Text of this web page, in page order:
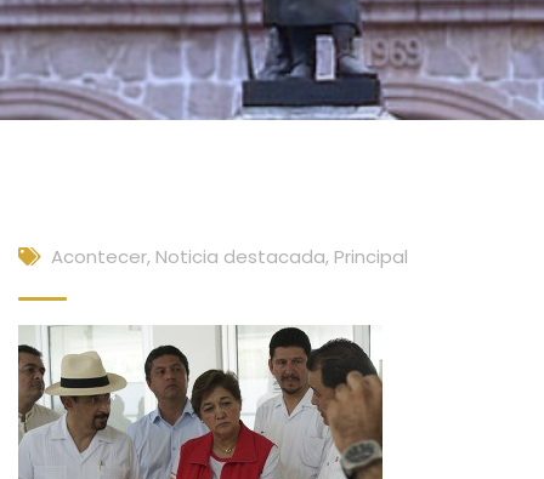
Acontecer, Noticia destacada, Principal